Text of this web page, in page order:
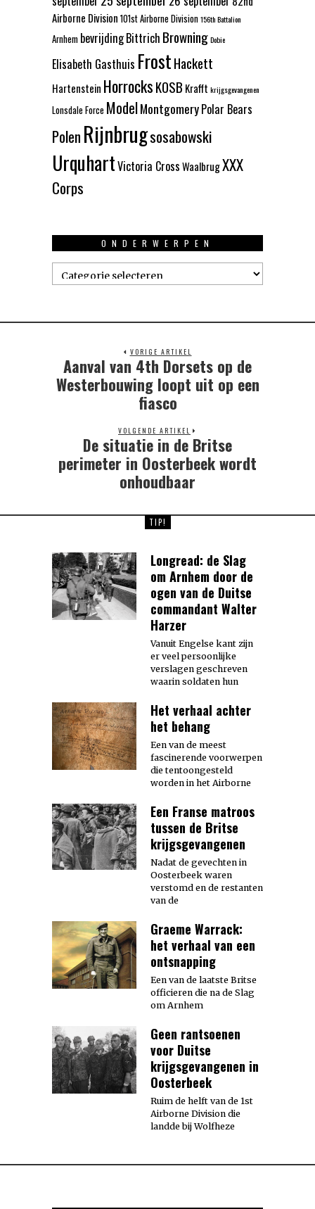
Airborne Division 101st Airborne Division156th Battalion
Arnhem bevrijdingBittrich BrowningDobie
Elisabeth Gasthuis FrostHackett
Hartenstein HorrocksKOSB Krafft krijgsgevangenen
Lonsdale Force ModelMontgomeryPolar Bears
PolenRijnbrugsosabowski
UrquhartVictoria CrossWaalbrugXXX
Corps
ONDERWERPEN
Onderwerpen
VORIGE ARTIKEL
Previous
post:
Aanval van 4th Dorsets op de
Westerbouwing loopt uit op een
fiasco
VOLGENDE ARTIKEL
Next
post:
De situatie in de Britse
perimeter in Oosterbeek wordt
onhoudbaar
TIP!
Longread: de Slag
om Arnhem door de
ogen van de Duitse
commandant Walter
Harzer
Vanuit Engelse kant zijn
er veel persoonlijke
verslagen geschreven
waarin soldaten hun
Het verhaal achter
het behang
Een van de meest
fascinerende voorwerpen
die tentoongesteld
worden in het Airborne
Een Franse matroos
tussen de Britse
krijgsgevangenen
Nadat de gevechten in
Oosterbeek waren
verstomd en de restanten
van de
Graeme Warrack:
het verhaal van een
ontsnapping
Een van de laatste Britse
officieren die na de Slag
om Arnhem
Geen rantsoenen
voor Duitse
krijgsgevangenen in
Oosterbeek
Ruim de helft van de 1st
Airborne Division die
landde bij Wolfheze